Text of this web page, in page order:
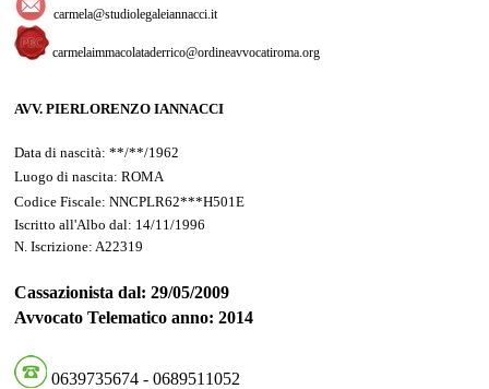
carmela@studiolegaleiannacci.it
carmelaimmacolataderrico@ordineavvocatiroma.org
AVV. PIERLORENZO IANNACCI
Data di nascità: **/**/1962
Luogo di nascita: ROMA
Codice Fiscale: NNCPLR62***H501E
Iscritto all'Albo dal: 14/11/1996
N. Iscrizione: A22319
Cassazionista dal: 29/05/2009
Avvocato Telematico anno: 2014
0639735674 - 0689511052